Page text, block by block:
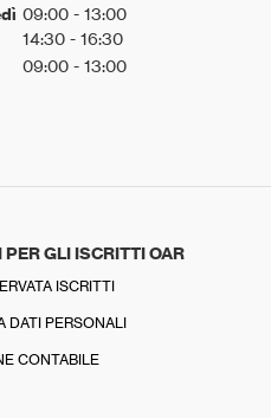
09:00 - 13:00
14:30 - 16:30
09:00 - 13:00
GLI ISCRITTI OAR
ISCRITTI
DATI PERSONALI
CONTABILE